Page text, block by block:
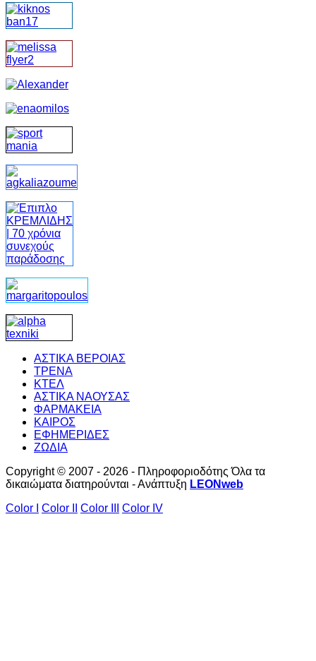
ΑΣΤΙΚΑ ΒΕΡΟΙΑΣ
ΤΡΕΝΑ
ΚΤΕΛ
ΑΣΤΙΚΑ ΝΑΟΥΣΑΣ
ΦΑΡΜΑΚΕΙΑ
ΚΑΙΡΟΣ
ΕΦΗΜΕΡΙΔΕΣ
ΖΩΔΙΑ
Copyright © 2007 - 2026 - Πληροφοριοδότης Όλα τα
δικαιώματα διατηρούνται - Ανάπτυξη LEONweb
Color I
Color II Color III Color IV